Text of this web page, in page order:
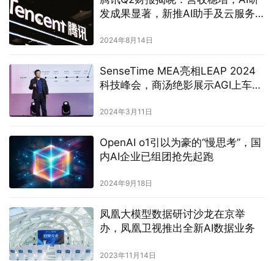
发成果显著，新推AI助手及云服务
2024年8月14日
SenseTime MEA亮相LEAP 2024
科技峰会，商汤绝影展示AGI上车魅
2024年3月11日
OpenAI o1引以为豪的“慢思考”，国
内AI企业已组团抢先起跑
2024年9月18日
凤凰大模型数据研讨沙龙在京举
办，凤凰卫视推出全新AI数据业务
2023年11月14日